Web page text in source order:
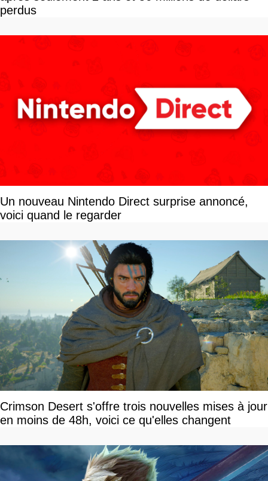
perdus
Un nouveau Nintendo Direct surprise annoncé,
voici quand le regarder
Crimson Desert s'offre trois nouvelles mises à jour
en moins de 48h, voici ce qu'elles changent